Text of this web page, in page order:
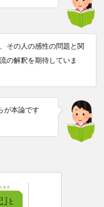
その人の感性の問題と関
の解釈を期待していま
が本論です